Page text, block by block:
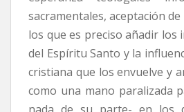
sacramentales, aceptación de
los que es preciso añadir los
del Espíritu Santo y la
cristiana que los envuelve y
como una mano paralizada